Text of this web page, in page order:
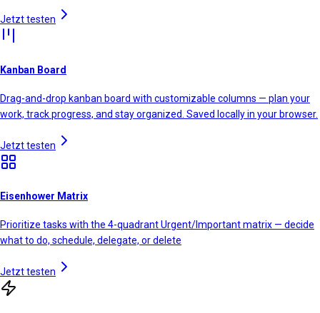
Jetzt testen
Kanban Board
Drag-and-drop kanban board with customizable columns — plan your
work, track progress, and stay organized. Saved locally in your browser.
Jetzt testen
Eisenhower Matrix
Prioritize tasks with the 4-quadrant Urgent/Important matrix — decide
what to do, schedule, delegate, or delete
Jetzt testen